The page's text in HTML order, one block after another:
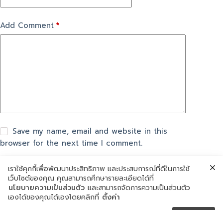
Add Comment *
Save my name, email and website in this
browser for the next time I comment.
แสดงความเห็น
เราใช้คุกกี้เพื่อพัฒนาประสิทธิภาพ และประสบการณ์ที่ดีในการใช้
เว็บไซต์ของคุณ คุณสามารถศึกษารายละเอียดได้ที่
นโยบายความเป็นส่วนตัว และสามารถจัดการความเป็นส่วนตัว
เองได้ของคุณได้เองโดยคลิกที่ ตั้งค่า